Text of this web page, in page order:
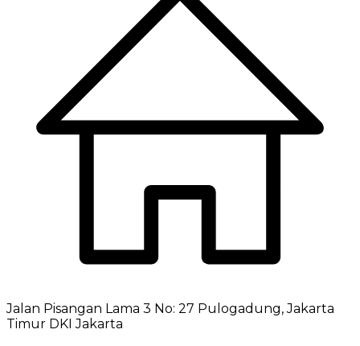
Jalan Pisangan Lama 3 No: 27 Pulogadung, Jakarta
Timur DKI Jakarta